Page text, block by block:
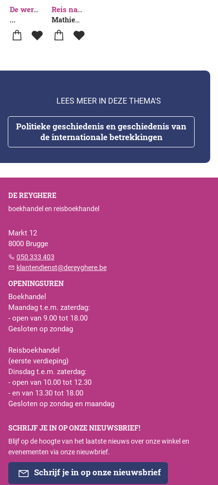
De wereld volgens Nederland
...
Reis naar het continent
Mathieu Segers
Politieke geschiedenis en geschiedenis van
de internationale betrekkingen
LEES MEER IN DEZE THEMA'S
DE REYGHERE
boekhandel en reisboekhandel
Markt 12
8000 Brugge
050 333 403
klantendienst@dereyghere.be
OPENINGSUREN
Boekhandel
Maandag t.e.m. zaterdag:
- open van 9.00 tot 18.00
Gesloten op zondag
Reisboekhandel
(eerste verdieping)
Dinsdag t.e.m. zaterdag:
- open van 10.00 tot 12.30
- en van 13.30 tot 18.00
Gesloten op zondag en maandag
SCHRIJF JE IN OP ONZE NIEUWSBRIEF!
Blijf op de hoogte van het laatste nieuws over onze winkel en
evenementen via onze nieuwbrief.
Schrijf je in op onze nieuwsbrief